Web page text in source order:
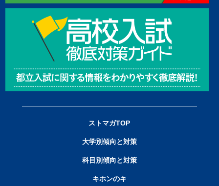
ストマガTOP
大学別傾向と対策
科目別傾向と対策
キホンのキ